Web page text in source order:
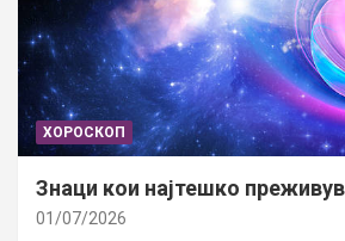
ХОРОСКОП
Знаци кои најтешко
01/07/2026